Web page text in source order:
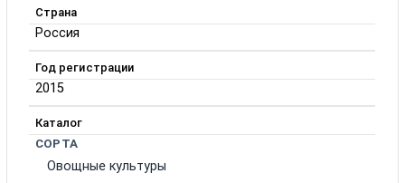
Страна
Россия
Год регистрации
2015
Каталог
СОРТА
Овощные культуры